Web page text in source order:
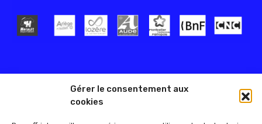
Gérer le consentement aux
cookies